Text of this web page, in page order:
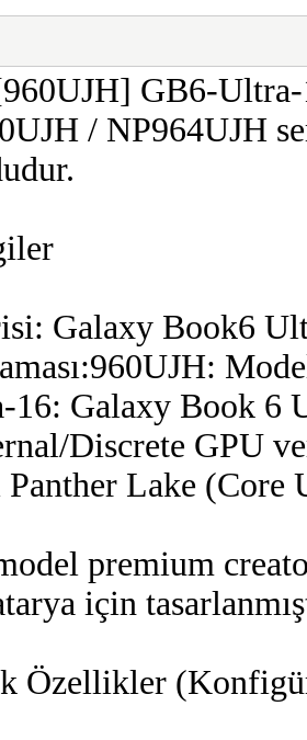
GB6-
/ NP964UJH
Galaxy Book6
16: Galaxy Book 6
Discrete GPU
Lake (Core
premium
için
Özellikler